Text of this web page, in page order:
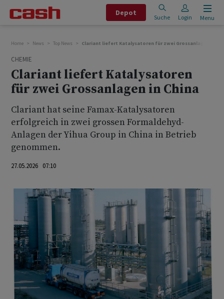
Depot
Suche Login Menu
Home News Top News Clariant liefert Katalysatoren für zwei Grossanlagen in
CHEMIE
Clariant liefert Katalysatoren
für zwei Grossanlagen in China
Clariant hat seine Famax-Katalysatoren
erfolgreich in zwei grossen Formaldehyd-
Anlagen der Yihua Group in China in Betrieb
genommen.
27.05.2026 07:10